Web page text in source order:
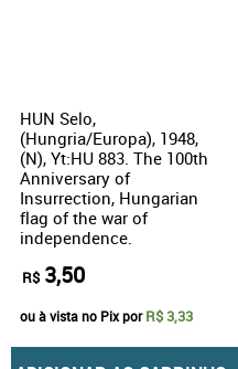
HUN Selo,
(Hungria/Europa), 1948,
(N), Yt:HU 883. The 100th
Anniversary of
Insurrection, Hungarian
flag of the war of
independence.
R$ 3,50
ou à vista no Pix porR$ 3,33